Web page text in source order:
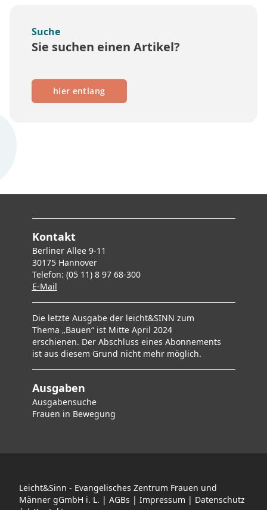
Suche
Sie suchen einen Artikel?
hier entlang
Kontakt
Berliner Allee 9-11
30175 Hannover
Telefon: (05 11) 8 97 68-300
E-Mail
Die letzte Ausgabe der leicht&SINN zum
Thema „Bauen“ ist Mitte April 2024
erschienen. Der Abschluss eines Abonnements
ist aus diesem Grund nicht mehr möglich.
Ausgaben
Ausgabensuche
Frauen in Bewegung
Leicht&Sinn - Evangelisches Zentrum Frauen und
Männer gGmbH i. L. | AGBs | Impressum | Datenschutz